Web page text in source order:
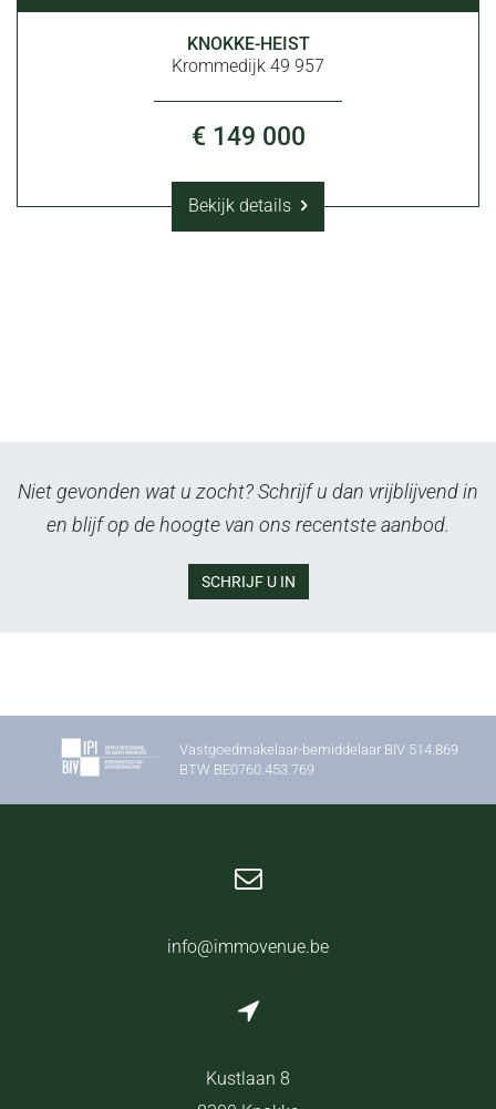
KNOKKE-HEIST
Krommedijk 49 957
€ 149 000
Bekijk details
Niet gevonden wat u zocht? Schrijf u dan vrijblijvend in
en blijf op de hoogte van ons recentste aanbod.
SCHRIJF U IN
Vastgoedmakelaar-bemiddelaar BIV 514.869
BTW BE0760.453.769
info@immovenue.be
Kustlaan 8